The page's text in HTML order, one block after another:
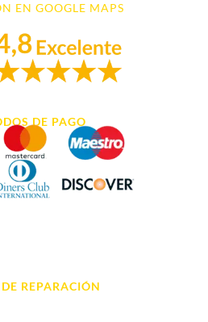
EN GOOGLE MAPS
DE PAGO
REPARACIÓN